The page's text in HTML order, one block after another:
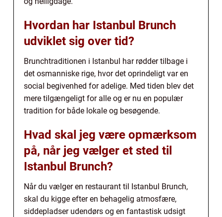
Hvordan har Istanbul Brunch
udviklet sig over tid?
Brunchtraditionen i Istanbul har rødder tilbage i
det osmanniske rige, hvor det oprindeligt var en
social begivenhed for adelige. Med tiden blev det
mere tilgængeligt for alle og er nu en populær
tradition for både lokale og besøgende.
Hvad skal jeg være opmærksom
på, når jeg vælger et sted til
Istanbul Brunch?
Når du vælger en restaurant til Istanbul Brunch,
skal du kigge efter en behagelig atmosfære,
siddepladser udendørs og en fantastisk udsigt